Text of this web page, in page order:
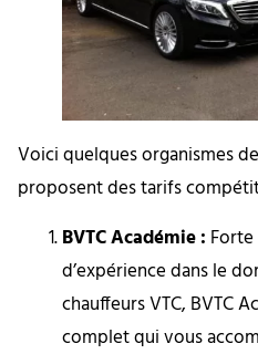
Voici quelques organismes
proposent des tarifs
BVTC Académie :
d’expérience dans le
chauffeurs VTC, BVTC
complet qui vous